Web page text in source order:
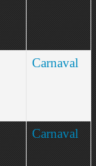
Carnaval
Carnaval